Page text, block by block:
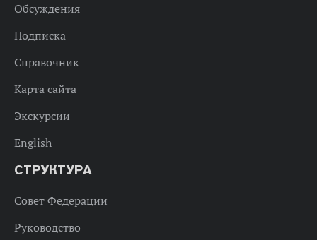
Обсуждения
Подписка
Справочник
Карта сайта
Экскурсии
English
СТРУКТУРА
Совет Федерации
Руководство